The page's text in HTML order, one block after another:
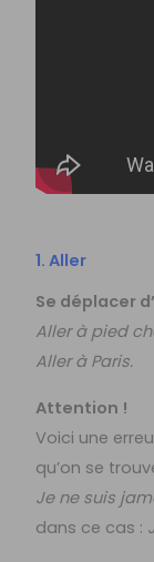
1. Aller
Se déplacer
Aller à pied
Aller à Paris.
Attention !
Voici une
qu’on se
Je ne suis
dans ce cas :